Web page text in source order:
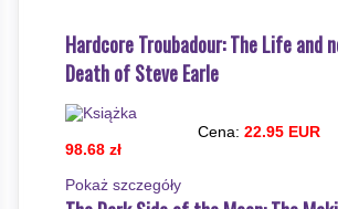
Hardcore Troubadour: The Life and
Death of Steve Earle
Cena: 22.95 EUR
98.68 zł
Pokaż szczegόły